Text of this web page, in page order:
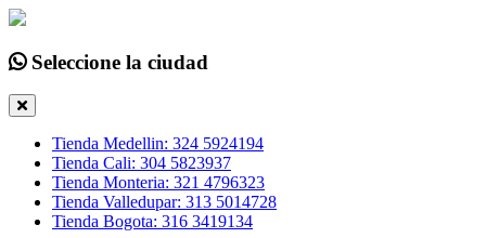
Seleccione la ciudad
Tienda Medellin: 324 5924194
Tienda Cali: 304 5823937
Tienda Monteria: 321 4796323
Tienda Valledupar: 313 5014728
Tienda Bogota: 316 3419134